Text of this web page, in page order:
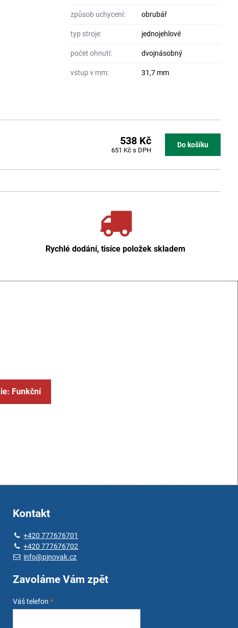
způsob uchycení: obrubář
typ stroje: jednojehlové
počet ohnutí: dvojnásobný
vstup v mm: 31,7 mm
538 Kč
651 Kčs DPH
Do košíku
Rychlé dodání, tisíce položek skladem
Funkční
Kontakt
+420 777676701
+420 777676702
info@pjnovak.cz
Zavoláme Vám zpět
Váš telefon*